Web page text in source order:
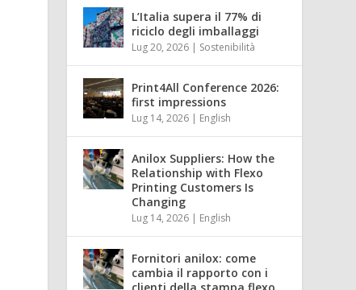
L’Italia supera il 77% di
riciclo degli imballaggi
Lug 20, 2026 | Sostenibilità
Print4All Conference 2026:
first impressions
Lug 14, 2026 | English
Anilox Suppliers: How the
Relationship with Flexo
Printing Customers Is
Changing
Lug 14, 2026 | English
Fornitori anilox: come
cambia il rapporto con i